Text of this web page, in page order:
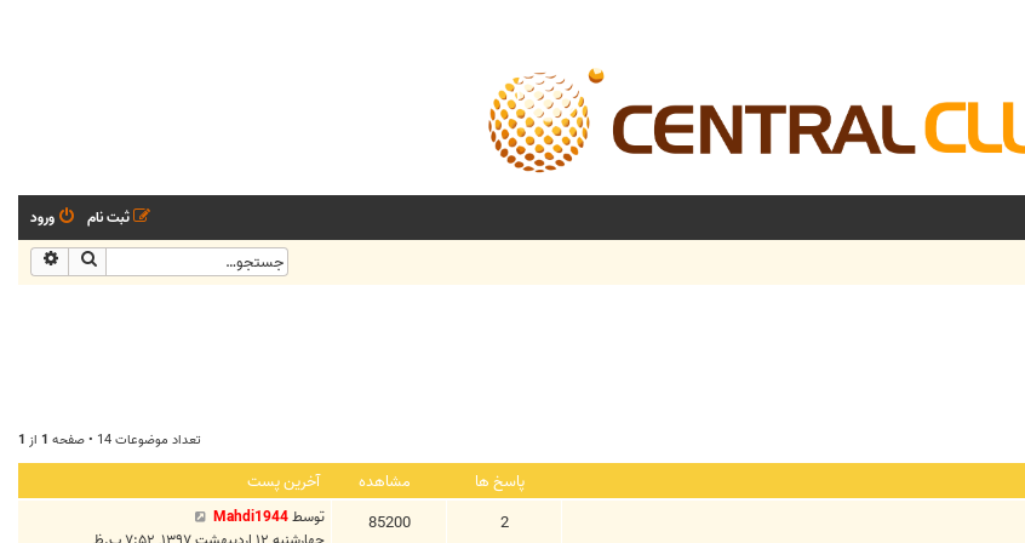
ورود
ثبت نام
جستجو
تعداد موضوعات 14 • صفحه 1 از 1
پاسخ ها مشاهده آخرین پست
2
85200 توسطMahdi1944